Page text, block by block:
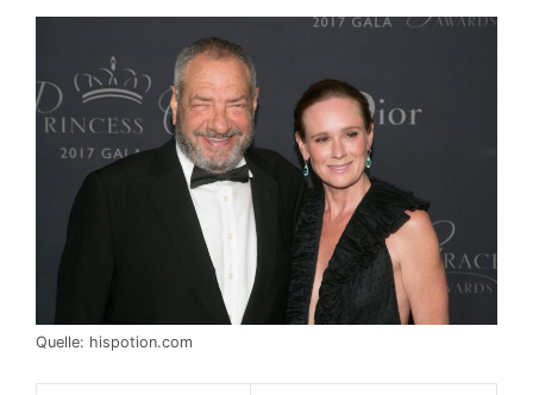
Quelle: hispotion.com